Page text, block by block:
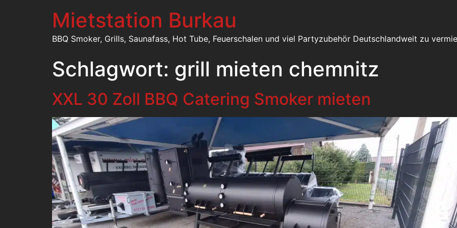
Mietstation Burkau
BBQ Smoker, Grills, Saunafass, Hot Tube, Feuerschalen und viel Partyzubehör Deutschlandweit zu
Schlagwort: grill mieten chemnitz
XXL 30 Zoll BBQ Catering Smoker mieten